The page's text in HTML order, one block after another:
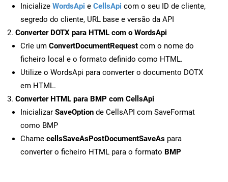
Inicialize WordsApi e CellsApi com o seu ID de cliente,
segredo do cliente, URL base e versão da API
Converter DOTX para HTML com o WordsApi
Crie um ConvertDocumentRequest com o nome do
ficheiro local e o formato definido como HTML.
Utilize o WordsApi para converter o documento DOTX
em HTML.
Converter HTML para BMP com CellsApi
Inicializar SaveOption de CellsAPI com SaveFormat
como BMP
Chame cellsSaveAsPostDocumentSaveAs para
converter o ficheiro HTML para o formato BMP